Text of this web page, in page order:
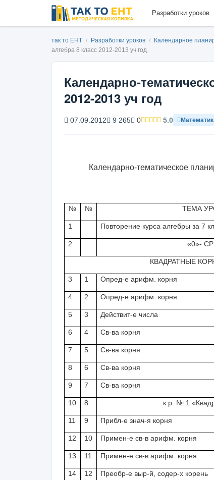
Разработки уроков
так то ЕНТ / Разработки уроков / Календарное
алгебра 8 класс 2012-2013 уч год
Календарно-
2012-2013 уч год
07.09.2012 9 265 0 5.0
Календарно-тематическое
№ № ТЕМА
1 Повторение курса алгебры за 7
2 «0»-
КВАДРАТНЫЕ
3 1 Опред-е арифм. корня
4 2 Опред-е арифм. корня
5 3 Действит-е числа
6 4 Св-ва корня
7 5 Св-ва корня
8 6 Св-ва корня
9 7 Св-ва корня
10 8 к.р. № 1
11 9 Прибл-е знач-я корня
12 10 Примен-е св-в арифм. корня
13 11 Примен-е св-в арифм. корня
14 12 Преобр-е выр-й, содер-х корень